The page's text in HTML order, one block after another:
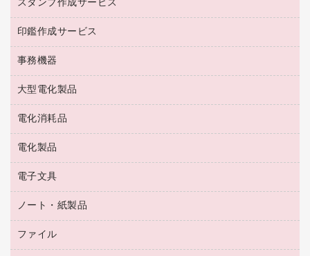
梱包用品
梱包用テープ
工場用品
園芸用品
ペット用品
ソフトドリンク
コーヒーメーカー・備品
インスタントコーヒー
お茶備品
掃除用洗剤
洗濯用品
消臭・芳香剤
殺虫剤
飲食用消耗品
飲食雑貨用品
ハンドソープ・石鹸
トイレ用品
トイレ用洗剤
ゴム印作成サービス
ゴム印（一行印）作成サービス
ゴム印（フリーサイズ印）作成サービス
スタンプ作成サービス
シヤチハタスタンプ作成サービス
カウネットスタンプ作成サービス
印鑑作成サービス
印鑑作成サービス
事務機器
大型シュレッダー（共配）
レーザーポインター
ラミネートフィルム
ラミネータ
タイムレコーダー
シュレッダ
ＯＨＰ用品
大型電化製品
冷蔵庫・キッチン・調理家電
テレビ・ＡＶ機器
電化消耗品
電球・蛍光灯
乾電池・充電池
フィルム・カメラ用品
デスクライト
アルバム
電化製品
掃除機・クリーナー
空調・季節家電
その他電化製品
キッチン・調理家電
電子文具
電卓
ラベルテープ
ノート・紙製品
封筒
ファイル